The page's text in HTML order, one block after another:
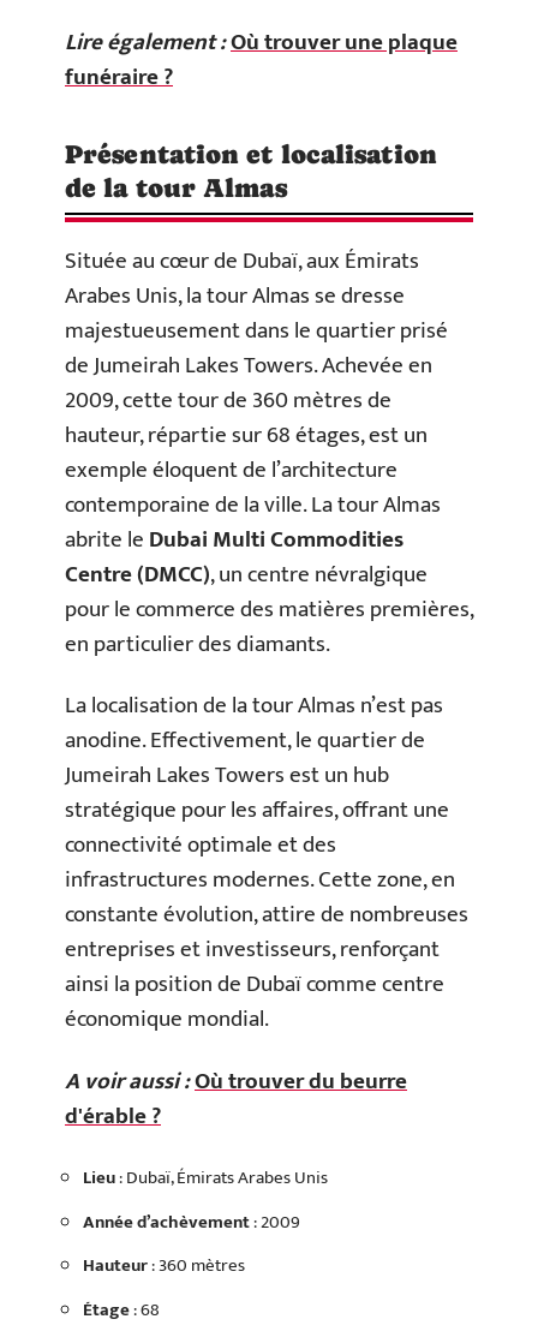
Lire également :Où trouver une plaque
funéraire ?
Présentation et localisation
de la tour Almas
Située au cœur de Dubaï, aux Émirats
Arabes Unis, la tour Almas se dresse
majestueusement dans le quartier prisé
de Jumeirah Lakes Towers. Achevée en
2009, cette tour de 360 mètres de
hauteur, répartie sur 68 étages, est un
exemple éloquent de l’architecture
contemporaine de la ville. La tour Almas
abrite leDubai Multi Commodities
Centre (DMCC), un centre névralgique
pour le commerce des matières premières,
en particulier des diamants.
La localisation de la tour Almas n’est pas
anodine. Effectivement, le quartier de
Jumeirah Lakes Towers est un hub
stratégique pour les affaires, offrant une
connectivité optimale et des
infrastructures modernes. Cette zone, en
constante évolution, attire de nombreuses
entreprises et investisseurs, renforçant
ainsi la position de Dubaï comme centre
économique mondial.
A voir aussi :Où trouver du beurre
d'érable ?
Lieu: Dubaï, Émirats Arabes Unis
Année d’achèvement: 2009
Hauteur: 360 mètres
Étage: 68